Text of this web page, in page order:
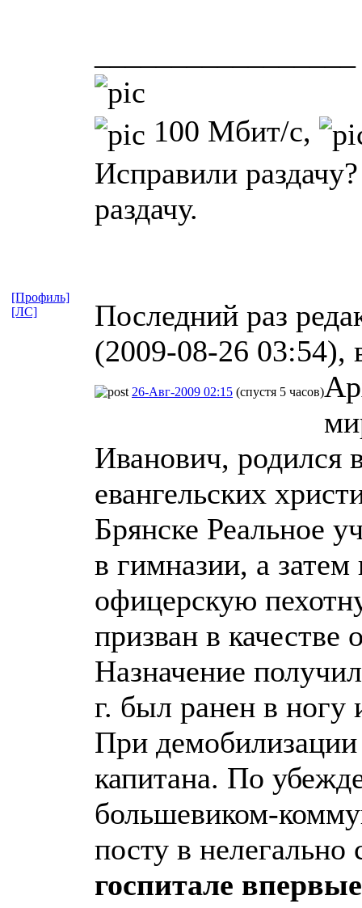
100 Мбит/с,
Исправили
раздачу.
Последний раз
(2009-08-26 03:54),
[Профиль]
[ЛС]
26-Авг-2009 02:15 (спустя 5 часов)
Иванович, родился
евангельских
Брянске Реальное
в гимназии, а
офицерскую
призван в
Назначение
г. был ранен в ногу
При
капитана. По
большевиком-
посту в
госпитале